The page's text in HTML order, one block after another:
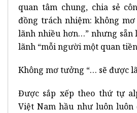
quan tâm chung, chia sẻ
đồng trách nhiệm: không
lãnh nhiều hơn…” nhưng sẵn
lãnh “mỗi người một quan
Không mơ tưởng “… sẽ được
Được sắp xếp theo thứ tự
Việt Nam hầu như luôn